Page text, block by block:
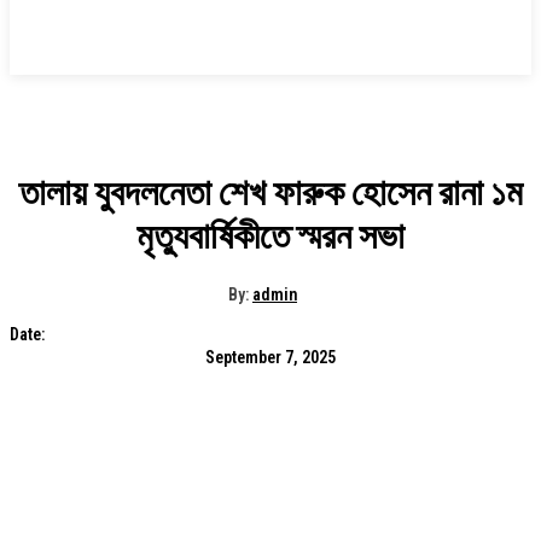
তালায় যুবদলনেতা শেখ ফারুক হোসেন রানা ১ম
মৃত্যুবার্ষিকীতে স্মরন সভা
By: admin
Date:
September 7, 2025